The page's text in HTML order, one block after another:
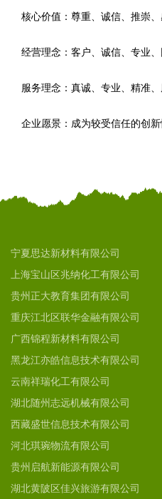
核心价值：尊重、诚信、推崇
经营理念：客户、诚信、专业
服务理念：真诚、专业、精准
企业愿景：成为较受信任的创
宁夏思达新材料有限公司
上海宝山区兆纳化工有限公司
贵州正大教育集团有限公司
重庆江北区联华金融有限公司
广西锦程新材料有限公司
黑龙江亦皓信息技术有限公司
云南祥瑞化工有限公司
湖北随州志远机械有限公司
西藏盛世信息技术有限公司
河北琪琬物流有限公司
贵州启航新能源有限公司
湖北黄陂区佳兴旅游有限公司